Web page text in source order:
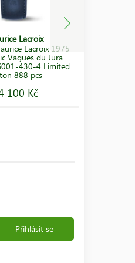
Lacroix
Lacroix 1975
Vagues du Jura
430-4 Limited
888 pcs
100 Kč
Přihlásit se